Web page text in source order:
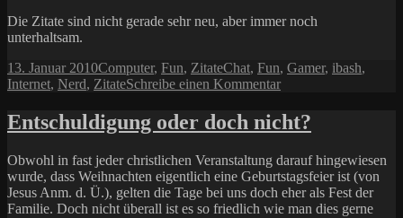
Die Zitate sind nicht gerade sehr neu, aber immer noch
unterhaltsam.
Veröffentlicht
am
13. Januar 2010Kategorien
Computer, Fun, ZitateSchlagwörter
Chat, Fun, Gamer, ibash,
Internet, Nerd, ZitateSchreibe einen Kommentarzu
Zitate
#1
Entschuldigung oder doch nicht?
Obwohl in fast jeder christlichen Veranstaltung darauf hingewiesen
wurde, dass Weihnachten eigentlich eine Geburtstagsfeier ist (von
Jesus Anm. d. Ü.), gelten die Tage bei uns doch eher als Fest der
Familie. Doch nicht überall ist es so friedlich wie man dies gerne